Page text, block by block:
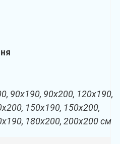
90х190, 90х200, 120х190,
150х190, 150х200,
180х200, 200х200 см